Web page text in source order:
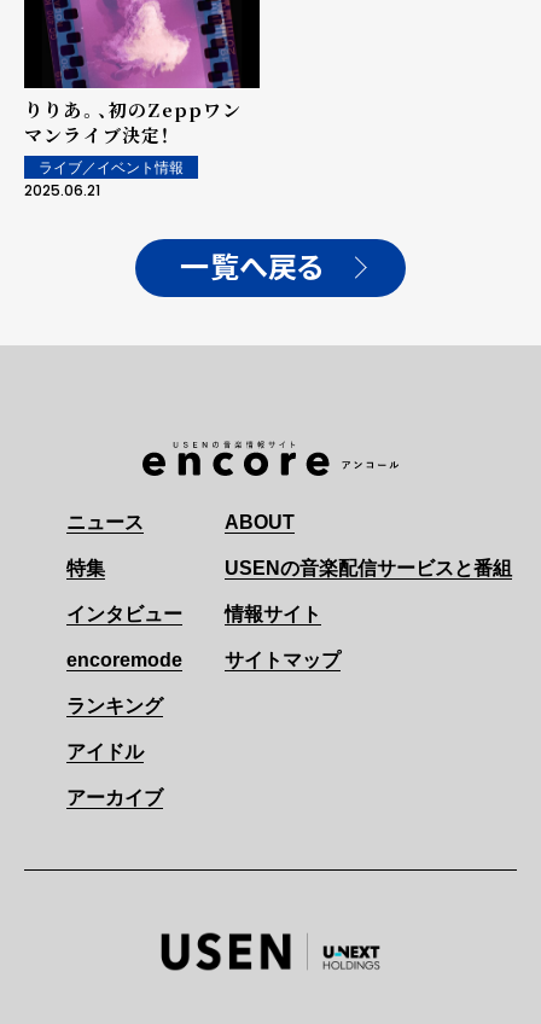
りりあ。、初のZeppワン
マンライブ決定！
ライブ／イベント情報
2025.06.21
一覧へ戻る
ニュース
特集
インタビュー
encoremode
ランキング
アイドル
アーカイブ
ABOUT
USENの音楽配信サービスと番組
情報サイト
サイトマップ